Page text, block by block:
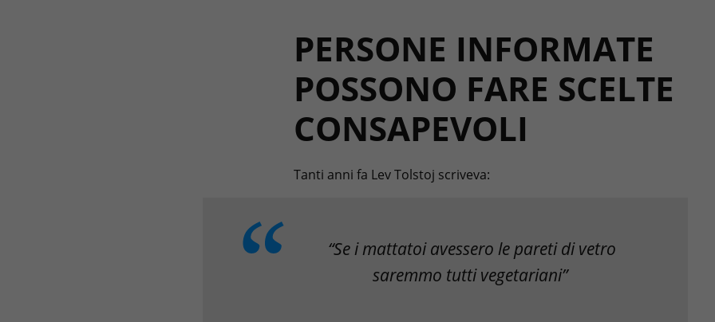
PERSONE INFORMATE
POSSONO FARE SCELTE
CONSAPEVOLI
Tanti anni fa Lev Tolstoj scriveva:
“Se i mattatoi avessero le pareti di vetro
saremmo tutti vegetariani”